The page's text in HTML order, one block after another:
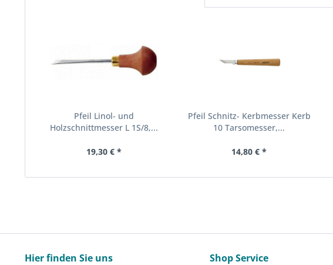
Pfeil Linol- und
Holzschnittmesser L 1S/8,...
19,30 € *
Pfeil Schnitz- Kerbmesser Kerb
10 Tarsomesser,...
14,80 € *
Hier finden Sie uns Shop Service